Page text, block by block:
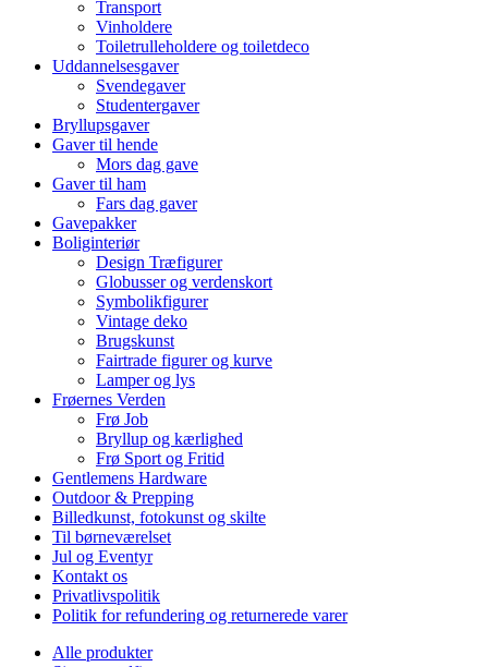
Transport
Vinholdere
Toiletrulleholdere og toiletdeco
Uddannelsesgaver
Svendegaver
Studentergaver
Bryllupsgaver
Gaver til hende
Mors dag gave
Gaver til ham
Fars dag gaver
Gavepakker
Boliginteriør
Design Træfigurer
Globusser og verdenskort
Symbolikfigurer
Vintage deko
Brugskunst
Fairtrade figurer og kurve
Lamper og lys
Frøernes Verden
Frø Job
Bryllup og kærlighed
Frø Sport og Fritid
Gentlemens Hardware
Outdoor & Prepping
Billedkunst, fotokunst og skilte
Til børneværelset
Jul og Eventyr
Kontakt os
Privatlivspolitik
Politik for refundering og returnerede varer
Alle produkter